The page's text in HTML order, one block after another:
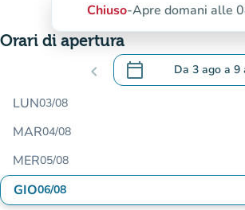
Chiuso-Apre domani alle
Orari di apertura
chevron_left calendar_today Da 3 ago a 9
.Aprire il calendario
LUN03/08
MAR04/08
MER05/08
GIO06/08